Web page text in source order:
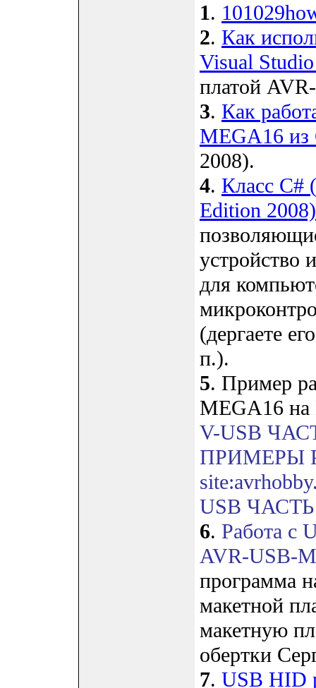
1.
2. Как
Visual
платой
3. Как
MEGA16 из
2008).
4. Класс C#
Edition
устройство
для
(дергаете
п.).
5. Пример
MEGA16
V-USB
ПРИМЕРЫ
USB ЧАСТЬ
6. Работа с
AVR-USB-
программа
макетной
макетную
обертки
7. USB HID